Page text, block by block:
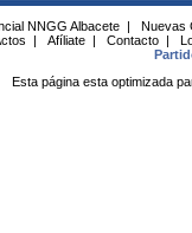
NNGG Albacete |
Nuevas
| Afíliate | Contacto |
Esta página esta optimizada